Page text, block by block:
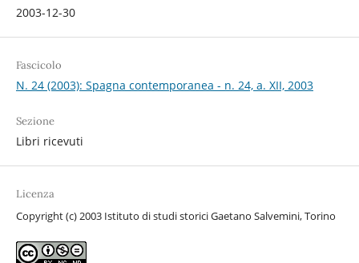
2003-12-30
Fascicolo
N. 24 (2003): Spagna contemporanea - n. 24, a. XII, 2003
Sezione
Libri ricevuti
Licenza
Copyright (c) 2003 Istituto di studi storici Gaetano Salvemini, Torino